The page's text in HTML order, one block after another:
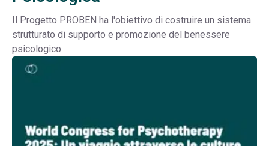
Il Progetto PROBEN ha l'obiettivo di costruire un sistema
strutturato di supporto e promozione del benessere
psicologico